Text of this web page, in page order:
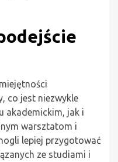
co jest niezwykle
akademickim, jak i
warsztatom i
lepiej przygotować
ze studiami i